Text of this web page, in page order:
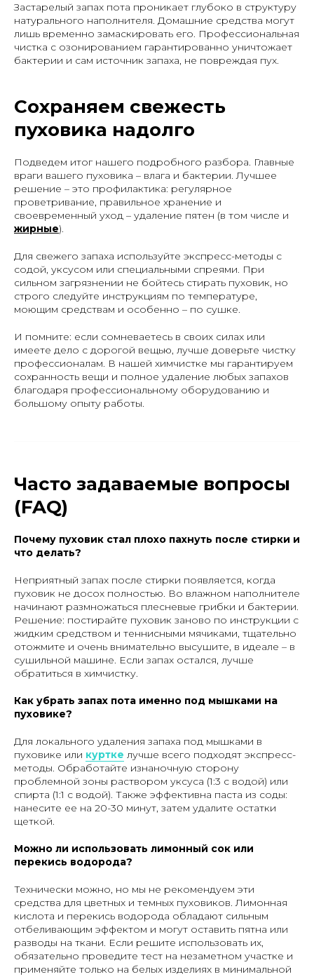
Застарелый запах пота проникает глубоко в структуру
натурального наполнителя. Домашние средства могут
лишь временно замаскировать его. Профессиональная
чистка с озонированием гарантированно уничтожает
бактерии и сам источник запаха, не повреждая пух.
Сохраняем свежесть
пуховика надолго
Подведем итог нашего подробного разбора. Главные
враги вашего пуховика – влага и бактерии. Лучшее
решение – это профилактика: регулярное
проветривание, правильное хранение и
своевременный уход – удаление пятен (в том числе и
жирные).
Для свежего запаха используйте экспресс-методы с
содой, уксусом или специальными спреями. При
сильном загрязнении не бойтесь стирать пуховик, но
строго следуйте инструкциям по температуре,
моющим средствам и особенно – по сушке.
И помните: если сомневаетесь в своих силах или
имеете дело с дорогой вещью, лучше доверьте чистку
профессионалам. В нашей химчистке мы гарантируем
сохранность вещи и полное удаление любых запахов
благодаря профессиональному оборудованию и
большому опыту работы.
Часто задаваемые вопросы
(FAQ)
Почему пуховик стал плохо пахнуть после стирки и
что делать?
Неприятный запах после стирки появляется, когда
пуховик не досох полностью. Во влажном наполнителе
начинают размножаться плесневые грибки и бактерии.
Решение: постирайте пуховик заново по инструкции с
жидким средством и теннисными мячиками, тщательно
отожмите и очень внимательно высушите, в идеале – в
сушильной машине. Если запах остался, лучше
обратиться в химчистку.
Как убрать запах пота именно под мышками на
пуховике?
Для локального удаления запаха под мышками в
пуховике или куртке лучше всего подходят экспресс-
методы. Обработайте изнаночную сторону
проблемной зоны раствором уксуса (1:3 с водой) или
спирта (1:1 с водой). Также эффективна паста из соды:
нанесите ее на 20-30 минут, затем удалите остатки
щеткой.
Можно ли использовать лимонный сок или
перекись водорода?
Технически можно, но мы не рекомендуем эти
средства для цветных и темных пуховиков. Лимонная
кислота и перекись водорода обладают сильным
отбеливающим эффектом и могут оставить пятна или
разводы на ткани. Если решите использовать их,
обязательно проведите тест на незаметном участке и
применяйте только на белых изделиях в минимальной
Меденовская Алена Викторовна
Статью проверила:
Начальник производства |
Опыт работы 29 лет